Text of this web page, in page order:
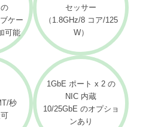
ケー
可能
セッサー
（1.8GHz/8 コア/125
W）
秒
1GbE ポート x 2 の
NIC 内蔵
10/25GbE のオプショ
ンあり